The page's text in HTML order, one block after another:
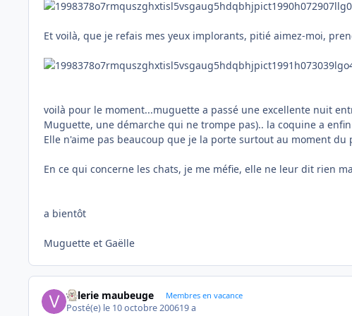
Et voilà, que je refais mes yeux implorants, pitié aimez-moi,
voilà pour le moment...muguette a passé une excellente nuit
Muguette, une démarche qui ne trompe pas).. la coquine a
Elle n'aime pas beaucoup que je la porte surtout au moment du
En ce qui concerne les chats, je me méfie, elle ne leur dit rien
a bientôt
Muguette et Gaëlle
valerie maubeuge Membres en vacance
Posté(e) le 10 octobre 200619 a